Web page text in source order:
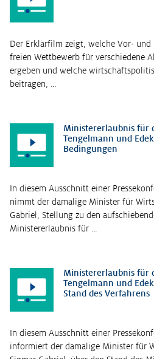
Der Erklärfilm zeigt, welche Vor-
freien Wettbewerb für verschiedene
ergeben und welche
beitragen, …
Ministererlaubnis für
Tengelmann und
Bedingungen
In diesem Ausschnitt einer
nimmt der damalige Minister für
Gabriel, Stellung zu den
Ministererlaubnis für …
Ministererlaubnis für
Tengelmann und
Stand des Verfahrens
In diesem Ausschnitt einer
informiert der damalige Minister für